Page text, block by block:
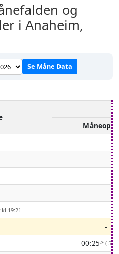
og
i Anaheim,
Se Måne Data
19:21
-
00:25↑( 59°